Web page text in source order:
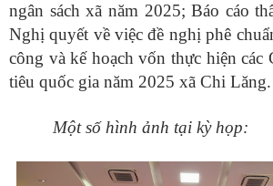
ngân sách xã năm 2025; Báo cáo
Nghị quyết về việc đề nghị phê
công và kế hoạch vốn thực hiện các
tiêu quốc gia năm 2025 xã Chi Lăng.
Một số hình ảnh tại kỳ họp: